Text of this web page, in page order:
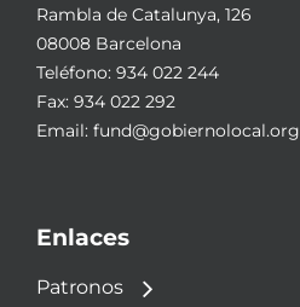
Rambla de Catalunya, 126
08008 Barcelona
Teléfono: 934 022 244
Fax: 934 022 292
Email: fund@gobiernolocal.org
Enlaces
Patronos